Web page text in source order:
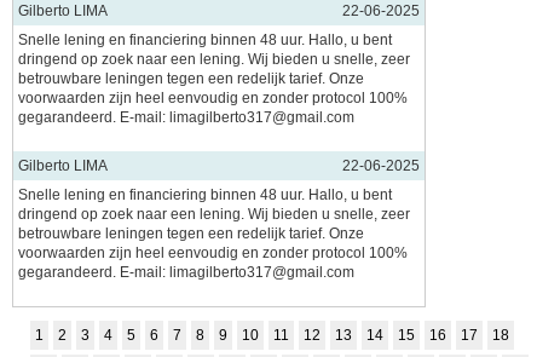
Gilberto LIMA
22-06-2025
Snelle lening en financiering binnen 48 uur. Hallo, u bent
dringend op zoek naar een lening. Wij bieden u snelle, zeer
betrouwbare leningen tegen een redelijk tarief. Onze
voorwaarden zijn heel eenvoudig en zonder protocol 100%
gegarandeerd. E-mail: limagilberto317@gmail.com
Gilberto LIMA
22-06-2025
Snelle lening en financiering binnen 48 uur. Hallo, u bent
dringend op zoek naar een lening. Wij bieden u snelle, zeer
betrouwbare leningen tegen een redelijk tarief. Onze
voorwaarden zijn heel eenvoudig en zonder protocol 100%
gegarandeerd. E-mail: limagilberto317@gmail.com
1 2 3 4 5 6 7 8 9 10 11 12 13 14 15 16 17
18